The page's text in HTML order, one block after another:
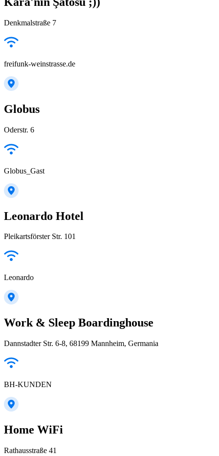
Denkmalstraße 7
freifunk-weinstrasse.de
Globus
Oderstr. 6
Globus_Gast
Leonardo Hotel
Pleikartsförster Str. 101
Leonardo
Work & Sleep Boardinghouse
Dannstadter Str. 6-8, 68199 Mannheim, Germania
BH-KUNDEN
Home WiFi
Rathausstraße 41